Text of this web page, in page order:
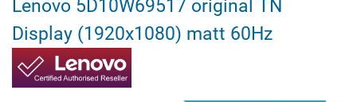
Lenovo 5D10W69517 original TN
Display (1920x1080) matt 60Hz